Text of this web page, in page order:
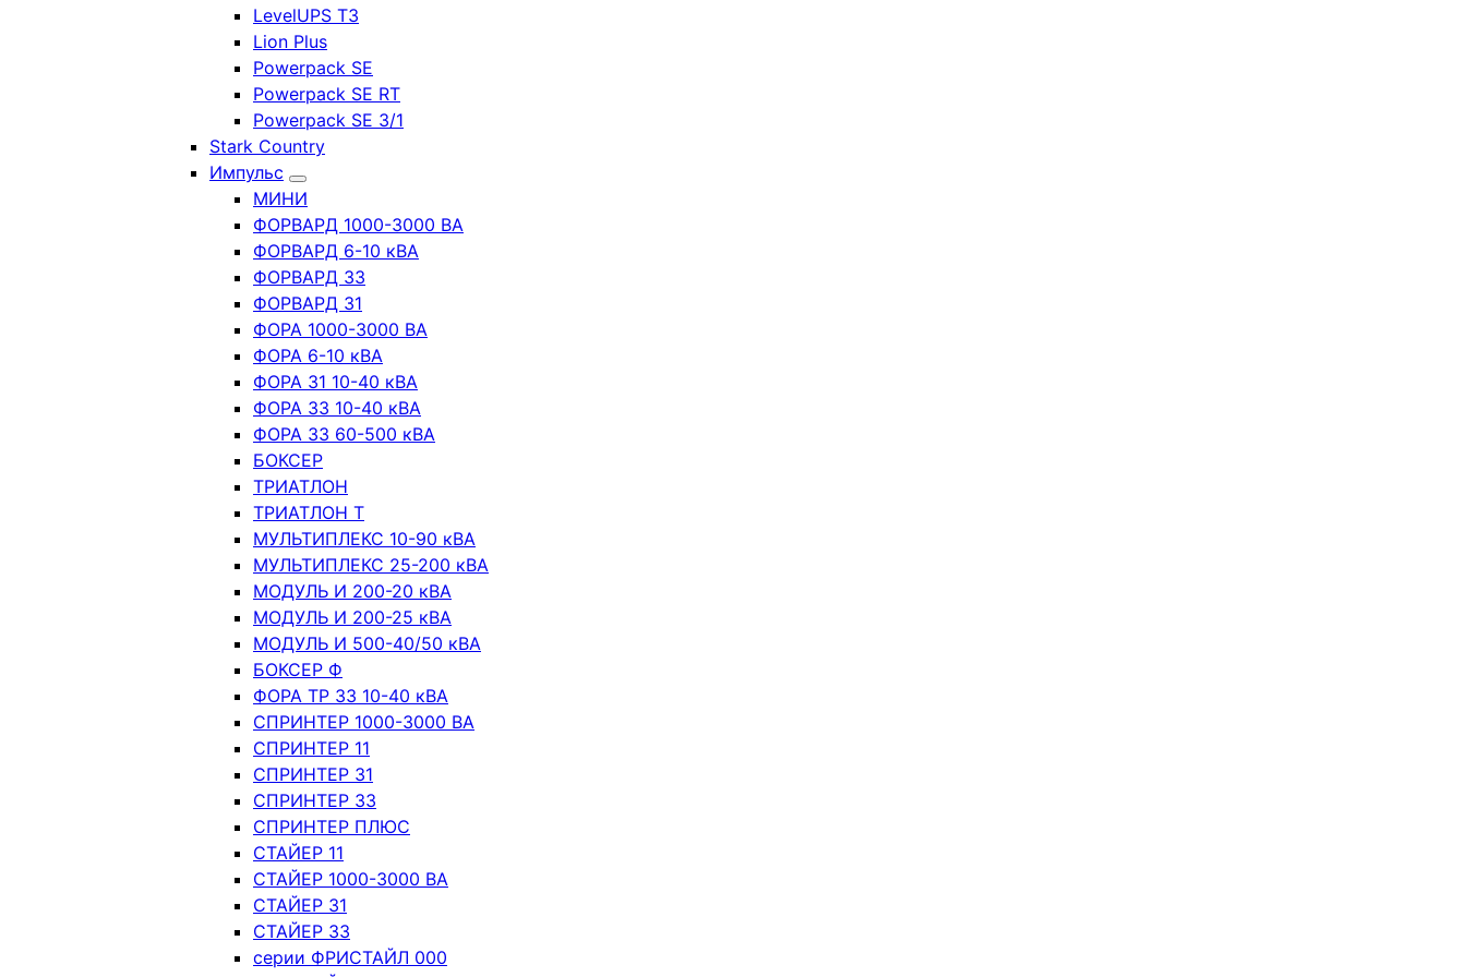
LevelUPS T3
Lion Plus
Powerpack SE
Powerpack SE RT
Powerpack SE 3/1
Stark Country
Импульс
МИНИ
ФОРВАРД 1000-3000 ВА
ФОРВАРД 6-10 кВА
ФОРВАРД 33
ФОРВАРД 31
ФОРА 1000-3000 ВА
ФОРА 6-10 кВА
ФОРА 31 10-40 кВА
ФОРА 33 10-40 кВА
ФОРА 33 60-500 кВА
БОКСЕР
ТРИАТЛОН
ТРИАТЛОН Т
МУЛЬТИПЛЕКС 10-90 кВА
МУЛЬТИПЛЕКС 25-200 кВА
МОДУЛЬ И 200-20 кВА
МОДУЛЬ И 200-25 кВА
МОДУЛЬ И 500-40/50 кВА
БОКСЕР Ф
ФОРА ТР 33 10-40 кВА
СПРИНТЕР 1000-3000 ВА
СПРИНТЕР 11
СПРИНТЕР 31
СПРИНТЕР 33
СПРИНТЕР ПЛЮС
СТАЙЕР 11
СТАЙЕР 1000-3000 ВА
СТАЙЕР 31
СТАЙЕР 33
серии ФРИСТАЙЛ 000